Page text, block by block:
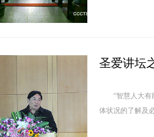
圣爱讲坛
“智慧人大有能
体状况的了解及